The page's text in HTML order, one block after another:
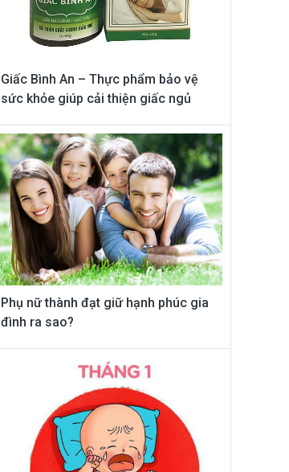
Giấc Bình An – Thực phẩm bảo vệ
sức khỏe giúp cải thiện giấc ngủ
Phụ nữ thành đạt giữ hạnh phúc gia
đình ra sao?